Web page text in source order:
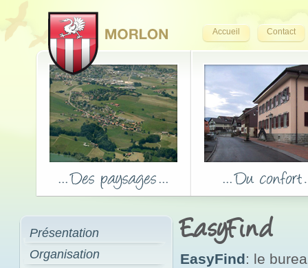
Accueil Contact
Présentation
Organisation
EasyFind
EasyFind: le